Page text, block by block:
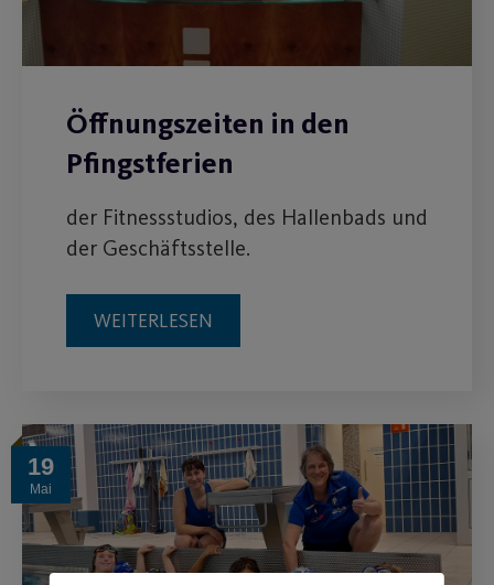
Öffnungszeiten in den
Pfingstferien
der Fitnessstudios, des Hallenbads und
der Geschäftsstelle.
WEITERLESEN
19
Mai